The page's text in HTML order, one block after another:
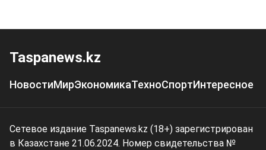
Taspanews.kz
НовостиМирЭкономикаТехноСпортИнтересное
Сетевое издание Taspanews.kz (18+) зарегистрирован
в Казахстане 21.06.2024. Номер свидетельства №